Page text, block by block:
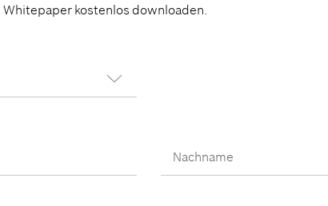
Whitepaper kostenlos downloaden.